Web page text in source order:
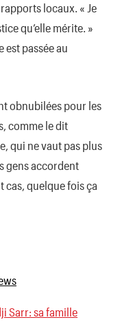
locaux. « Je
qu’elle mérite. »
est passée au
obnubilées pour les
comme le dit
qui ne vaut pas plus
gens accordent
cas, quelque fois ça
Sarr: sa famille